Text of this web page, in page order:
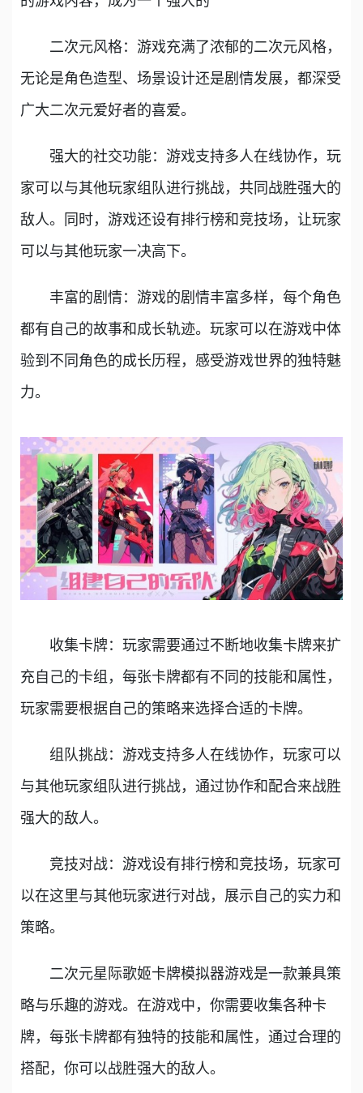
二次元风格：游戏充满了浓郁的二次元风格，
无论是角色造型、场景设计还是剧情发展，都深受
广大二次元爱好者的喜爱。
强大的社交功能：游戏支持多人在线协作，玩
家可以与其他玩家组队进行挑战，共同战胜强大的
敌人。同时，游戏还设有排行榜和竞技场，让玩家
可以与其他玩家一决高下。
丰富的剧情：游戏的剧情丰富多样，每个角色
都有自己的故事和成长轨迹。玩家可以在游戏中体
验到不同角色的成长历程，感受游戏世界的独特魅
力。
收集卡牌：玩家需要通过不断地收集卡牌来扩
充自己的卡组，每张卡牌都有不同的技能和属性，
玩家需要根据自己的策略来选择合适的卡牌。
组队挑战：游戏支持多人在线协作，玩家可以
与其他玩家组队进行挑战，通过协作和配合来战胜
强大的敌人。
竞技对战：游戏设有排行榜和竞技场，玩家可
以在这里与其他玩家进行对战，展示自己的实力和
策略。
二次元星际歌姬卡牌模拟器游戏是一款兼具策
略与乐趣的游戏。在游戏中，你需要收集各种卡
牌，每张卡牌都有独特的技能和属性，通过合理的
搭配，你可以战胜强大的敌人。